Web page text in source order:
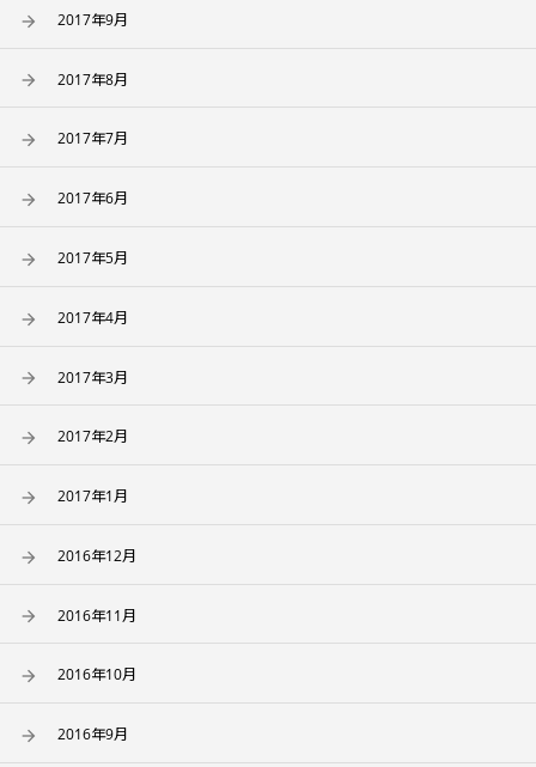
2017年9月
2017年8月
2017年7月
2017年6月
2017年5月
2017年4月
2017年3月
2017年2月
2017年1月
2016年12月
2016年11月
2016年10月
2016年9月